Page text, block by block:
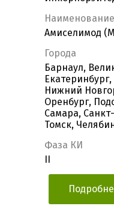
Амиселимод
Города
Барнаул,
Нижний
Оренбург,
Самара,
Томск,
Фаза КИ